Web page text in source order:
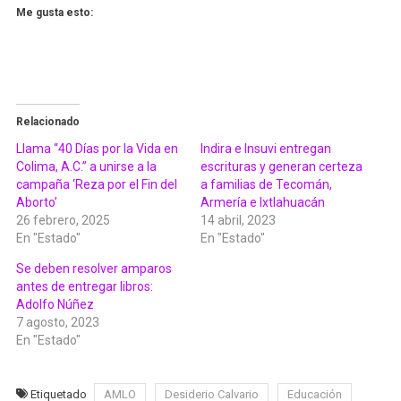
Me gusta esto:
Relacionado
Llama “40 Días por la Vida en
Colima, A.C.” a unirse a la
campaña ‘Reza por el Fin del
Aborto’
26 febrero, 2025
En "Estado"
Indira e Insuvi entregan
escrituras y generan certeza
a familias de Tecomán,
Armería e Ixtlahuacán
14 abril, 2023
En "Estado"
Se deben resolver amparos
antes de entregar libros:
Adolfo Núñez
7 agosto, 2023
En "Estado"
Etiquetado AMLO Desiderio Calvario Educación